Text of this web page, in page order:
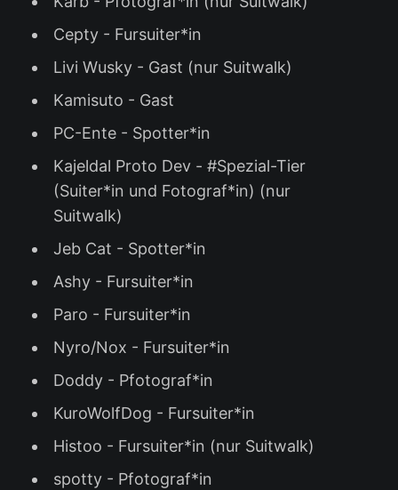
Cepty - Fursuiter*in
Livi Wusky - Gast (nur Suitwalk)
Kamisuto - Gast
PC-Ente - Spotter*in
Kajeldal Proto Dev - #Spezial-Tier
(Suiter*in und Fotograf*in) (nur
Suitwalk)
Jeb Cat - Spotter*in
Ashy - Fursuiter*in
Paro - Fursuiter*in
Nyro/Nox - Fursuiter*in
Doddy - Pfotograf*in
KuroWolfDog - Fursuiter*in
Histoo - Fursuiter*in (nur Suitwalk)
spotty - Pfotograf*in